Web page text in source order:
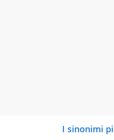
I sinonimi